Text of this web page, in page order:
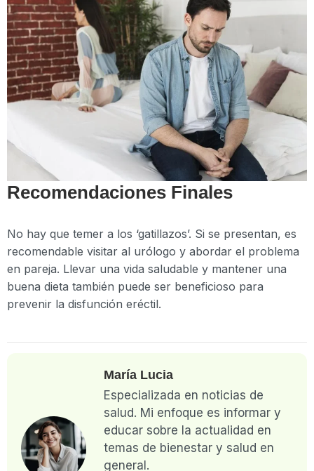
Recomendaciones Finales
No hay que temer a los ‘gatillazos’. Si se presentan, es
recomendable visitar al urólogo y abordar el problema
en pareja. Llevar una vida saludable y mantener una
buena dieta también puede ser beneficioso para
prevenir la disfunción eréctil.
María Lucia
Especializada en noticias de
salud. Mi enfoque es informar y
educar sobre la actualidad en
temas de bienestar y salud en
general.